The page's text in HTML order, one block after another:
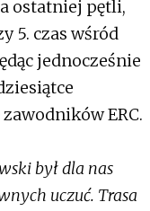
ostatniej pętli,
5. czas wśród
jednocześnie
ERC.
był dla nas
uczuć. Trasa